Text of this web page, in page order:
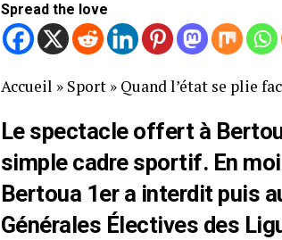
Spread the love
Accueil » Sport » Quand l’état se plie
Le spectacle offert à
simple cadre sportif. En
Bertoua 1er a interdit puis
Générales Électives des